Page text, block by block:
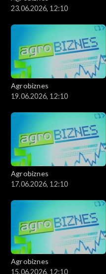
23.06.2026, 12:10
Agrobiznes
19.06.2026, 12:10
Agrobiznes
17.06.2026, 12:10
Agrobiznes
15.06.2026, 12:10